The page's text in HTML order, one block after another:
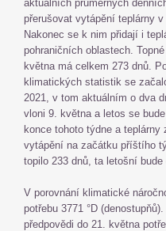
aktuálních průměrných
přerušovat vytápění teplárny
Nakonec se k nim přidají i
pohraničních oblastech.
května má celkem 273 dnů.
klimatických statistik se
2021, v tom aktuálním o dva
vloni 9. května a letos se
konce tohoto týdne a
vytápění na začátku příštího
topilo 233 dnů, ta letošní
V porovnání klimatické
potřebu 3771 °D
předpovědi do 21. května